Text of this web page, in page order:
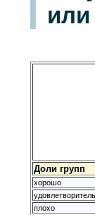
или
Доли групп
хорошо
плохо